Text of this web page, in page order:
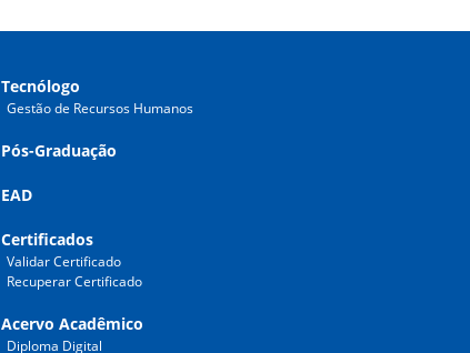
Tecnólogo
Gestão de Recursos Humanos
Pós-Graduação
EAD
Certificados
Validar Certificado
Recuperar Certificado
Acervo Acadêmico
Diploma Digital